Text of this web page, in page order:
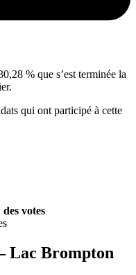
% que s’est terminée la
qui ont participé à cette
votes
Lac Brompton